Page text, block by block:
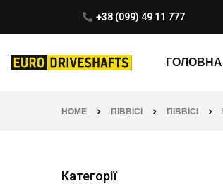
+38 (099) 49 11 777
ГОЛОВНА
HOME ПІВВІСІ ПІВВІСІ
Категорії